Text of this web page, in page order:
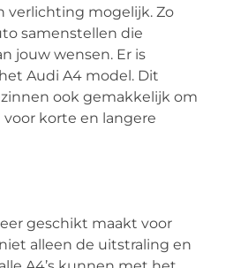
verlichting mogelijk. Zo
samenstellen die
jouw wensen. Er is
Audi A4 model. Dit
ook gemakkelijk om
korte en langere
geschikt maakt voor
alleen de uitstraling en